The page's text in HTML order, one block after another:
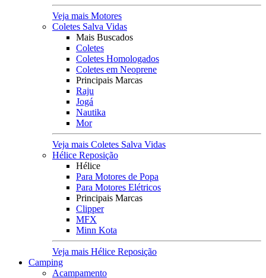
Veja mais Motores
Coletes Salva Vidas
Mais Buscados
Coletes
Coletes Homologados
Coletes em Neoprene
Principais Marcas
Raju
Jogá
Nautika
Mor
Veja mais Coletes Salva Vidas
Hélice Reposição
Hélice
Para Motores de Popa
Para Motores Elétricos
Principais Marcas
Clipper
MFX
Minn Kota
Veja mais Hélice Reposição
Camping
Acampamento